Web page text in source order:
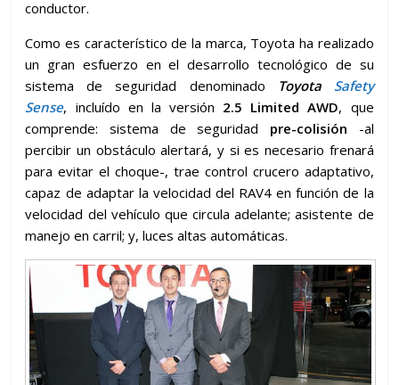
conductor.
Como es característico de la marca, Toyota ha realizado
un gran esfuerzo en el desarrollo tecnológico de su
sistema de seguridad denominado
Toyota Safety
Sense, incluído en la versión 2.5 Limited AWD, que
comprende: sistema de seguridad pre-colisión -al
percibir un obstáculo alertará, y si es necesario frenará
para evitar el choque-, trae control crucero adaptativo,
capaz de adaptar la velocidad del RAV4 en función de la
velocidad del vehículo que circula adelante; asistente de
manejo en carril; y, luces altas automáticas.